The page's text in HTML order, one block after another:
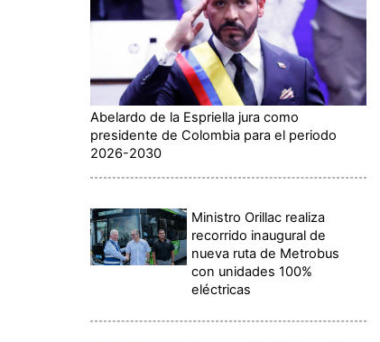
Abelardo de la Espriella jura como
presidente de Colombia para el periodo
2026-2030
Ministro Orillac realiza
recorrido inaugural de
nueva ruta de Metrobus
con unidades 100%
eléctricas